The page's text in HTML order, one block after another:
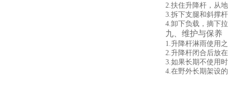
2.扶住升降杆，从
3.拆下支腿和斜撑
4.卸下负载，摘下
九、维护与保养
1.升降杆淋雨使用
2.升降杆闭合后放
3.如果长期不使用
4.在野外长期架设